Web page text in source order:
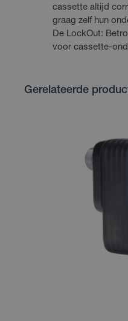
cassette altijd
graag zelf hun
De LockOut:
voor cassette-
Gerelateerde